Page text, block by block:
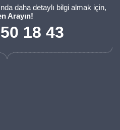
daha detaylı bilgi almak için,
Arayın!
18 43